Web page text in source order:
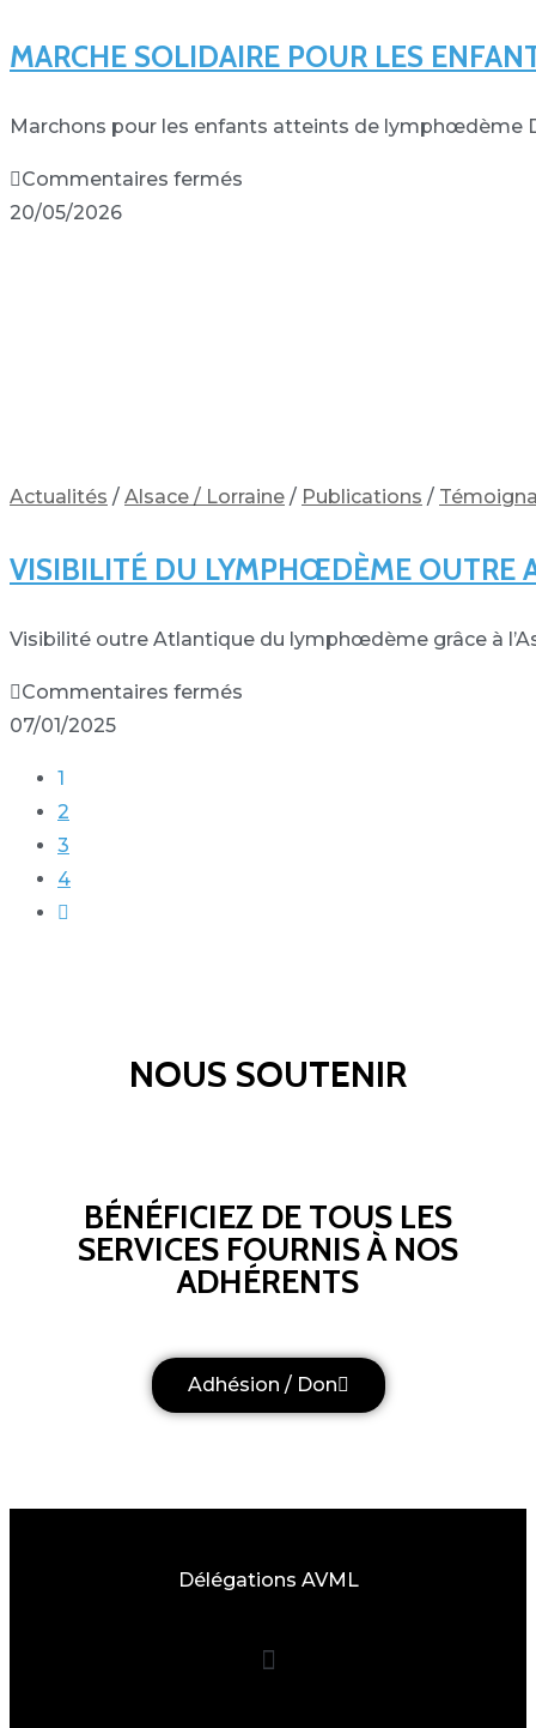
MARCHE SOLIDAIRE POUR LES
Marchons pour les enfants atteints de lymphœdème
Commentaires fermés
20/05/2026
Actualités / Alsace / Lorraine / Publications /
VISIBILITÉ DU LYMPHŒDÈME OUTRE
Visibilité outre Atlantique du lymphœdème grâce à
Commentaires fermés
07/01/2025
1
2
3
4
NOUS SOUTENIR
BÉNÉFICIEZ DE TOUS LES
SERVICES FOURNIS À NOS
ADHÉRENTS
Adhésion / Don
Délégations AVML